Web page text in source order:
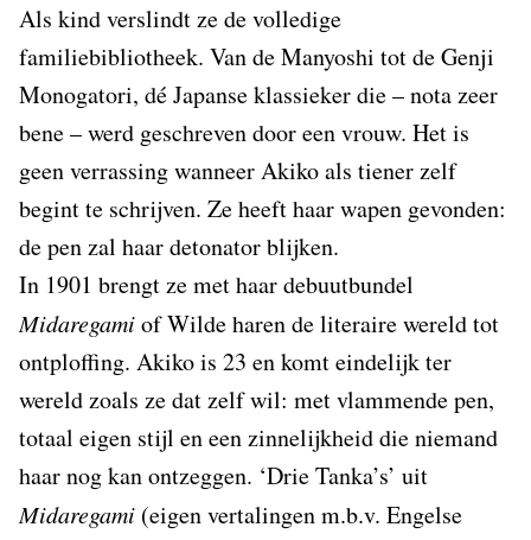
Als kind verslindt ze de volledige
familiebibliotheek. Van de Manyoshi tot de Genji
Monogatori, dé Japanse klassieker die – nota zeer
bene – werd geschreven door een vrouw. Het is
geen verrassing wanneer Akiko als tiener zelf
begint te schrijven. Ze heeft haar wapen gevonden:
de pen zal haar detonator blijken.
In 1901 brengt ze met haar debuutbundel
Midaregamiof Wilde haren de literaire wereld tot
ontploffing. Akiko is 23 en komt eindelijk ter
wereld zoals ze dat zelf wil: met vlammende pen,
totaal eigen stijl en een zinnelijkheid die niemand
haar nog kan ontzeggen. ‘Drie Tanka’s’ uit
Midaregami (eigen vertalingen m.b.v. Engelse